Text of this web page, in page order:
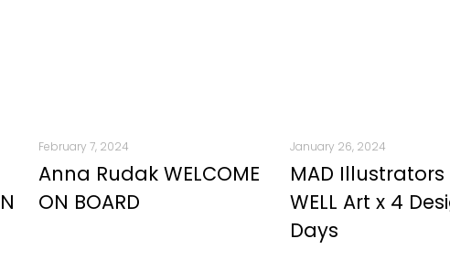
February 7, 2024
Anna Rudak WELCOME
ON BOARD
January 26, 2024
MAD
WELL Art x 4
Days